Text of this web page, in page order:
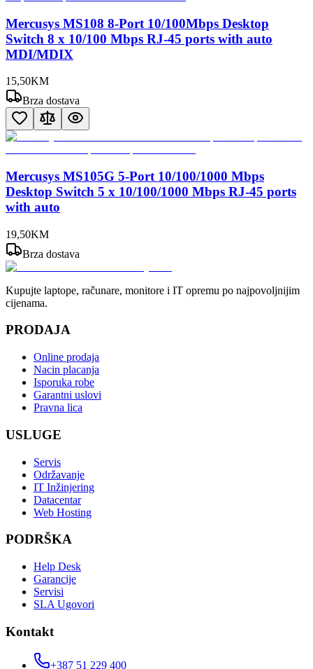
Mercusys MS108 8-Port 10/100Mbps Desktop
Switch 8 x 10/100 Mbps RJ-45 ports with auto
MDI/MDIX
15,50KM
Brza dostava
Mercusys MS105G 5-Port 10/100/1000 Mbps
Desktop Switch 5 x 10/100/1000 Mbps RJ-45 ports
with auto
19,50KM
Brza dostava
Kupujte laptope, računare, monitore i IT opremu po najpovoljnijim
cijenama.
PRODAJA
Online prodaja
Nacin placanja
Isporuka robe
Garantni uslovi
Pravna lica
USLUGE
Servis
Održavanje
IT Inžinjering
Datacentar
Web Hosting
PODRŠKA
Help Desk
Garancije
Servisi
SLA Ugovori
Kontakt
+387 51 229 400